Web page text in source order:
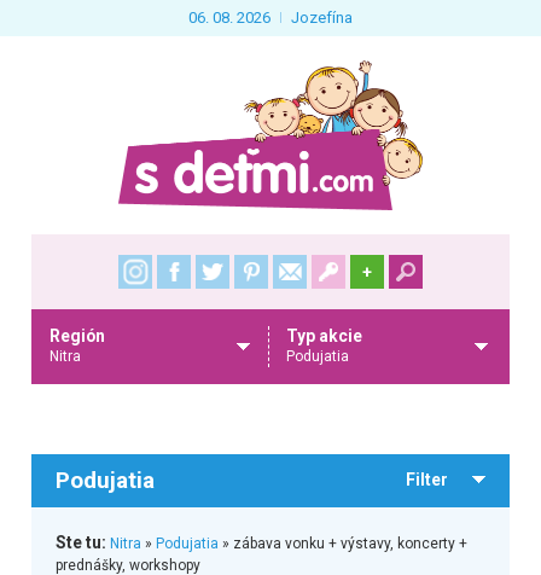
06. 08. 2026 Jozefína
+
Región
Nitra
Typ akcie
Podujatia
Podujatia Filter
Ste tu: Nitra » Podujatia » zábava vonku + výstavy, koncerty +
prednášky, workshopy